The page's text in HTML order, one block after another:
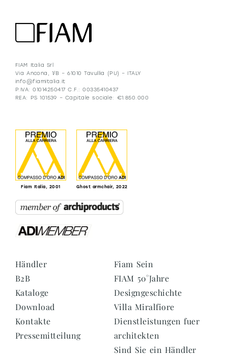
FIAM Italia Srl
Via Ancona, 1/B – 61010 Tavullia (PU) – ITALY
info@fiamitalia.it
P.IVA: 01014250417 C.F.: 00335410437
REA: PS 101539 – Capitale sociale: €1.850.000
Fiam Italia, 2001 Ghost armchair, 2022
Händler
B2B
Kataloge
Download
Kontakte
Pressemitteilung
Fiam Sein
FIAM 50°Jahre
Designgeschichte
Villa Miralfiore
Dienstleistungen fuer
architekten
Sind Sie ein Händler